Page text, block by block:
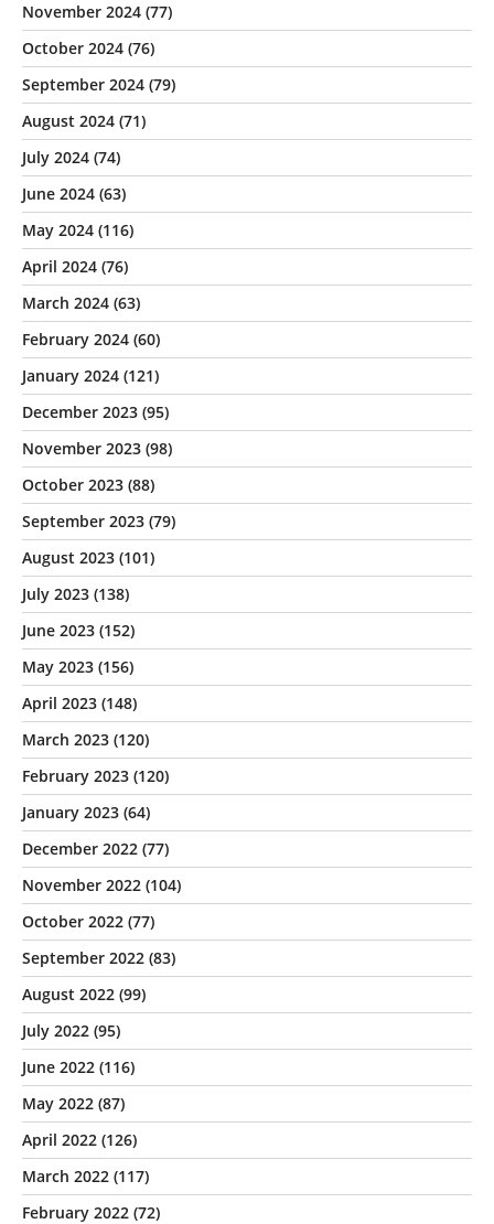
November 2024 (77)
October 2024 (76)
September 2024 (79)
August 2024 (71)
July 2024 (74)
June 2024 (63)
May 2024 (116)
April 2024 (76)
March 2024 (63)
February 2024 (60)
January 2024 (121)
December 2023 (95)
November 2023 (98)
October 2023 (88)
September 2023 (79)
August 2023 (101)
July 2023 (138)
June 2023 (152)
May 2023 (156)
April 2023 (148)
March 2023 (120)
February 2023 (120)
January 2023 (64)
December 2022 (77)
November 2022 (104)
October 2022 (77)
September 2022 (83)
August 2022 (99)
July 2022 (95)
June 2022 (116)
May 2022 (87)
April 2022 (126)
March 2022 (117)
February 2022 (72)